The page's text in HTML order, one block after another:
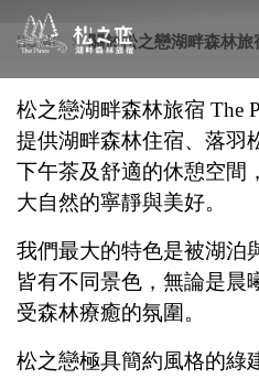
HOME 關於松之戀湖畔森林旅
松之戀湖畔森林旅宿 The
提供湖畔森林住宿、落羽
下午茶及舒適的休憩空間
大自然的寧靜與美好。
我們最大的特色是被湖泊
皆有不同景色，無論是晨
受森林療癒的氛圍。
松之戀極具簡約風格的綠